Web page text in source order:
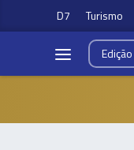
D7 Turismo
Edição